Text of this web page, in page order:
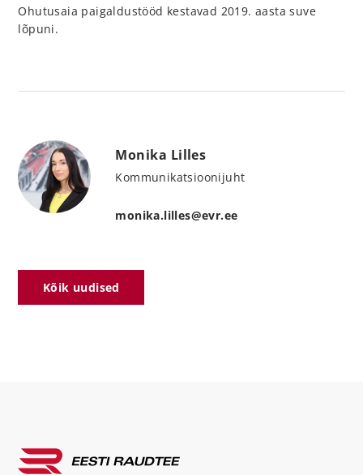
Ohutusaia paigaldustööd kestavad 2019. aasta suve
lõpuni.
Monika Lilles
Kommunikatsioonijuht
monika.lilles@evr.ee
Kõik uudised